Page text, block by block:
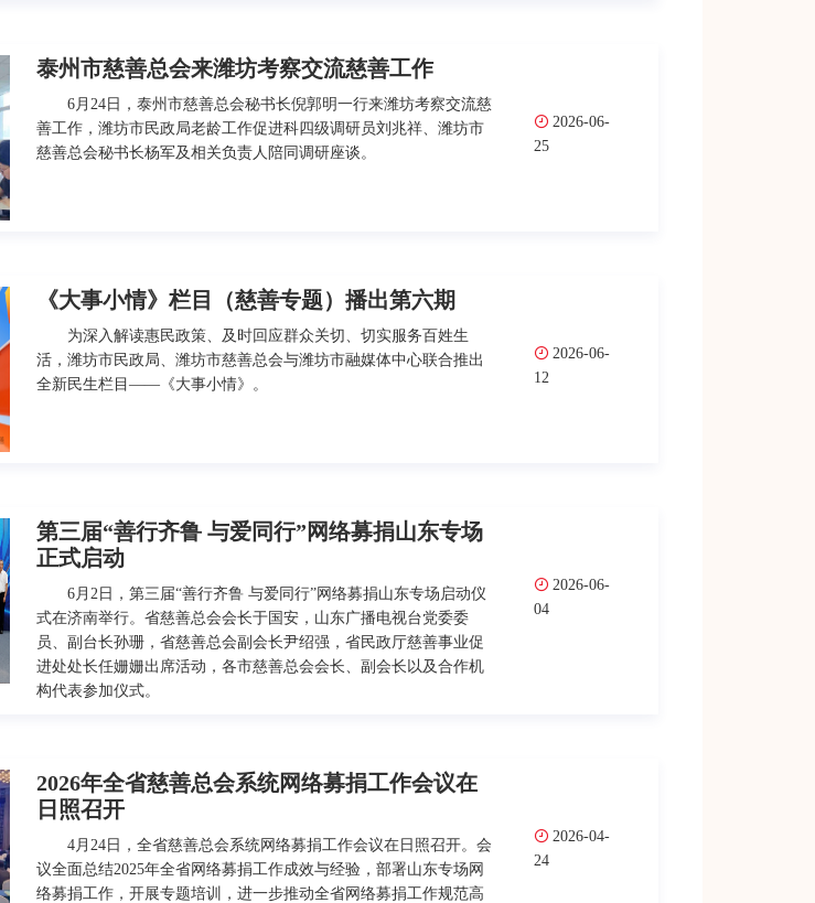
泰州市慈善总会来潍坊考察交流慈善工作
6月24日，泰州市慈善总会秘书长倪郭明一行来潍坊考察交流慈
善工作，潍坊市民政局老龄工作促进科四级调研员刘兆祥、潍坊市
慈善总会秘书长杨军及相关负责人陪同调研座谈。
2026-06-
25
《大事小情》栏目（慈善专题）播出第六期
为深入解读惠民政策、及时回应群众关切、切实服务百姓生
活，潍坊市民政局、潍坊市慈善总会与潍坊市融媒体中心联合推出
全新民生栏目——《大事小情》。
2026-06-
12
第三届“善行齐鲁 与爱同行”网络募捐山东专场
正式启动
6月2日，第三届“善行齐鲁 与爱同行”网络募捐山东专场启动仪
式在济南举行。省慈善总会会长于国安，山东广播电视台党委委
员、副台长孙珊，省慈善总会副会长尹绍强，省民政厅慈善事业促
进处处长任姗姗出席活动，各市慈善总会会长、副会长以及合作机
构代表参加仪式。
2026-06-
04
2026年全省慈善总会系统网络募捐工作会议在
日照召开
4月24日，全省慈善总会系统网络募捐工作会议在日照召开。会
议全面总结2025年全省网络募捐工作成效与经验，部署山东专场网
络募捐工作，开展专题培训，进一步推动全省网络募捐工作规范高
2026-04-
24